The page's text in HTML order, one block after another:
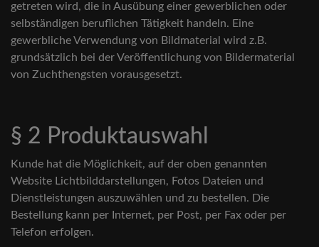
getreten wird, die in Ausübung einer gewerblichen oder
selbständigen beruflichen Tätigkeit handeln. Eine
gewerbliche Verwendung von Bildmaterial wird z.B.
grundsätzlich bei der Veröffentlichung von Bildermaterial
von Zuchthengsten vorausgesetzt.
§ 2 Produktauswahl
Kunde hat die Möglichkeit, auf der oben genannten
Website Lichtbilddarstellungen, Fotos Dateien und
Dienstleistungen auszuwählen und zu bestellen. Die
Bestellung kann per Internet, per Post, per Fax oder per
Telefon erfolgen.